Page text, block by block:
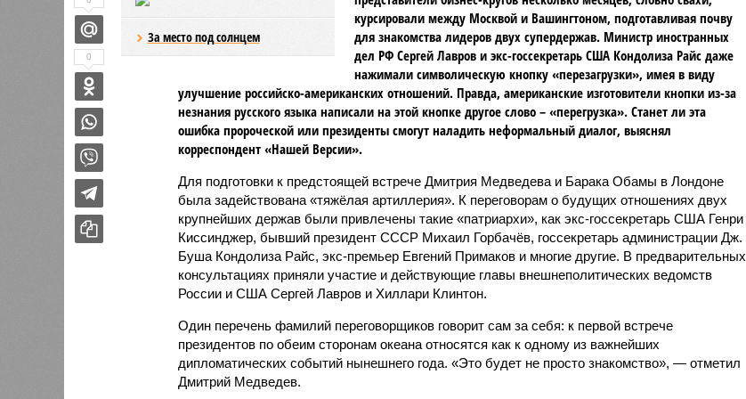
За место под солнцем
курсировали между Москвой и Вашингтоном, подготавливая почву
для знакомства лидеров двух супердержав. Министр иностранных
дел РФ Сергей Лавров и экс-госсекретарь США Кондолиза Райс даже
нажимали символическую кнопку «перезагрузки», имея в виду
улучшение российско-американских отношений. Правда, американские изготовители кнопки из-за
незнания русского языка написали на этой кнопке другое слово – «перегрузка». Станет ли эта
ошибка пророческой или президенты смогут наладить неформальный диалог, выяснял
корреспондент «Нашей Версии».
Для подготовки к предстоящей встрече Дмитрия Медведева и Барака Обамы в Лондоне
была задействована «тяжёлая артиллерия». К переговорам о будущих отношениях двух
крупнейших держав были привлечены такие «патриархи», как экс-госсекретарь США Генри
Киссинджер, бывший президент СССР Михаил Горбачёв, госсекретарь администрации Дж.
Буша Кондолиза Райс, экс-премьер Евгений Примаков и многие другие. В предварительных
консультациях приняли участие и действующие главы внешнеполитических ведомств
России и США Сергей Лавров и Хиллари Клинтон.
Один перечень фамилий переговорщиков говорит сам за себя: к первой встрече
президентов по обеим сторонам океана относятся как к одному из важнейших
дипломатических событий нынешнего года. «Это будет не просто знакомство», — отметил
Дмитрий Медведев.
0